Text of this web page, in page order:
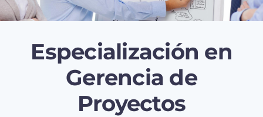
Especialización en
Gerencia de
Proyectos